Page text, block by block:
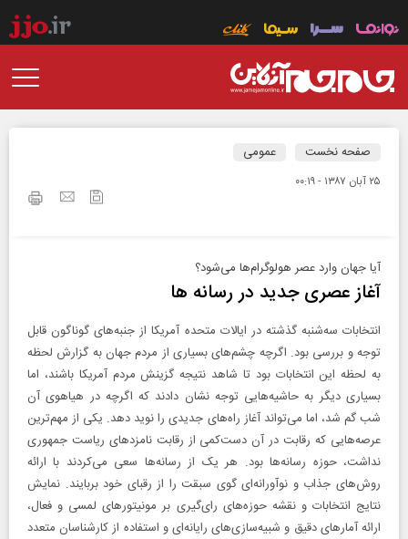
صفحه نخست عمومی
۲۵ آبان ۱۳۸۷ - ۰۰:۱۹
آیا جهان وارد عصر هولوگرام‌ها می‌شود؟
آغاز عصری جدید در رسانه ها
انتخابات سه‌شنبه گذشته در ایالات متحده آمریکا از جنبه‌های گوناگون قابل
توجه و بررسی بود. اگرچه چشم‌های بسیاری از مردم جهان به گزارش لحظه
به لحظه این انتخابات بود تا شاهد نتیجه گزینش مردم آمریکا باشند، اما
بسیاری دیگر به حاشیه‌هایی توجه نشان دادند که اگرچه در هیاهوی آن
شب گم شد، اما می‌تواند آغاز راه‌های جدیدی را نوید دهد. یکی از مهم‌ترین
عرصه‌هایی که رقابت در آن دست‌کمی از رقابت نامزدهای ریاست جمهوری
نداشت، حوزه ‌رسانه‌ها بود. هر یک از رسانه‌ها سعی می‌کردند با ارائه
روش‌های جذاب و نوآورانه‌ای گوی سبقت را از رقبای خود بربایند. نمایش
نتایج انتخابات و نقشه حوزه‌های رای‌گیری بر مونیتورهای لمسی و فعال،
‌ارائه آمارهای دقیق و شبیه‌سازی‌های رایانه‌ای و استفاده از کارشناسان متعدد